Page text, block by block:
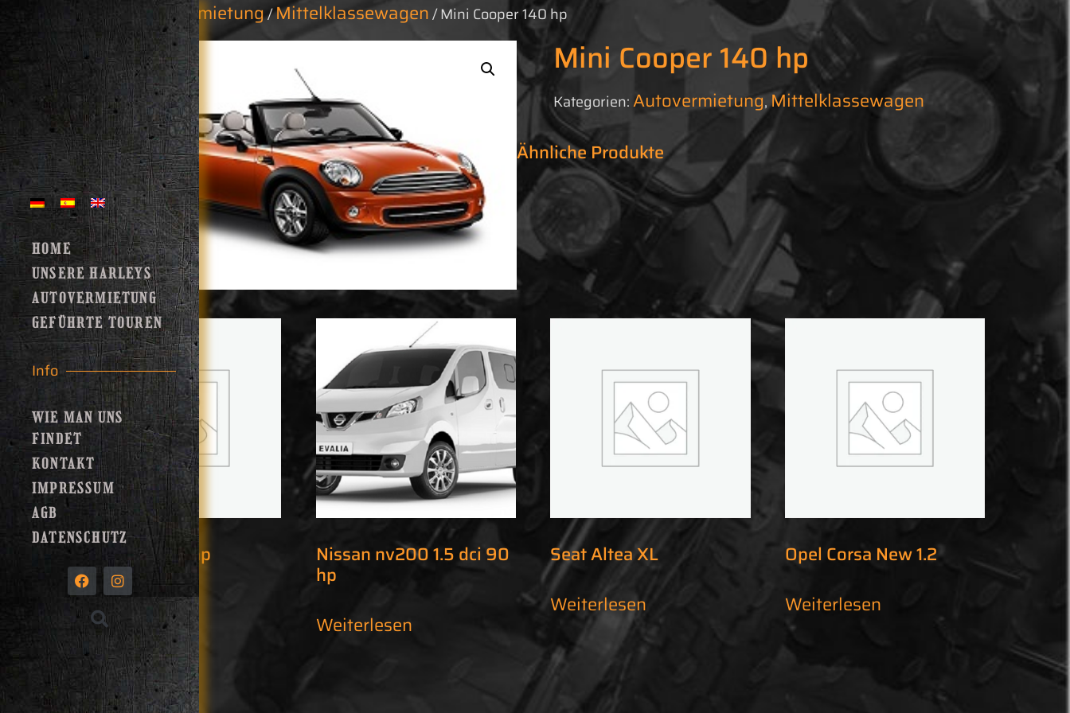
HOME
UNSERE HARLEYS
AUTOVERMIETUNG
GEFÜHRTE TOUREN
Info
WIE MAN UNS
FINDET
KONTAKT
IMPRESSUM
AGB
DATENSCHUTZ
Start Autovermietung/Mittelklassewagen/ Mini Cooper 140 hp
Mini Cooper 140 hp
Kategorien:Autovermietung,Mittelklassewagen
Ähnliche Produkte
Seat Ibiza 70 hp
Weiterlesen
Nissan nv200 1.5 dci 90
hp
Weiterlesen
Seat Altea XL
Weiterlesen
Opel Corsa New 1.2
Weiterlesen